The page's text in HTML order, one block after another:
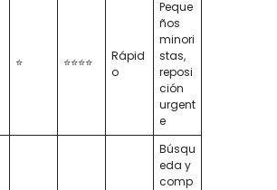
⭐ ⭐⭐⭐⭐
Rápid
o
Peque
ños
minori
stas,
reposi
ción
urgent
e
Búsqu
eda y
comp